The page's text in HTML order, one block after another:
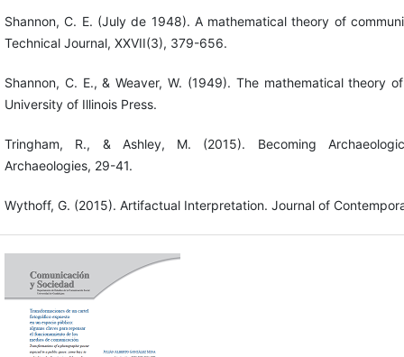
Shannon, C. E. (July de 1948). A mathematical theory of
Technical Journal, XXVII(3), 379-656.
Shannon, C. E., & Weaver, W. (1949). The mathematical theory
University of Illinois Press.
Tringham, R., & Ashley, M. (2015). Becoming
Archaeologies, 29-41.
Wythoff, G. (2015). Artifactual Interpretation. Journal of